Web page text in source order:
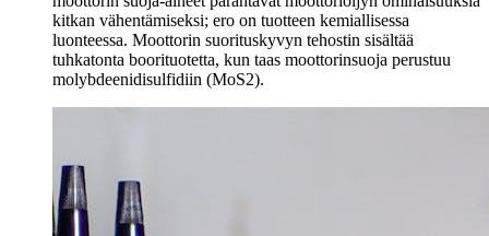
kitkan vähentämiseksi; ero on tuotteen kemiallisessa
luonteessa. Moottorin suorituskyvyn tehostin sisältää
tuhkatonta boorituotetta, kun taas moottorinsuoja perustuu
molybdeenidisulfidiin (MoS2).